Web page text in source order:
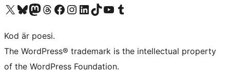
Besök vår X-konto (f.d. Twitter)
Besök vårt Bluesky-konto
Besök vårt Mastodon-konto
Besök vårt Thread-konto
Besök vår Facebook-sidaBesök vårt Instagram-konto
Besök vårt LinkedIn-konto
Besök vårt TikTok-konto
Besök vår YouTube-kanalBesök vårt Tumblr-konto
Kod är poesi.
The WordPress® trademark is the intellectual property
of the WordPress Foundation.